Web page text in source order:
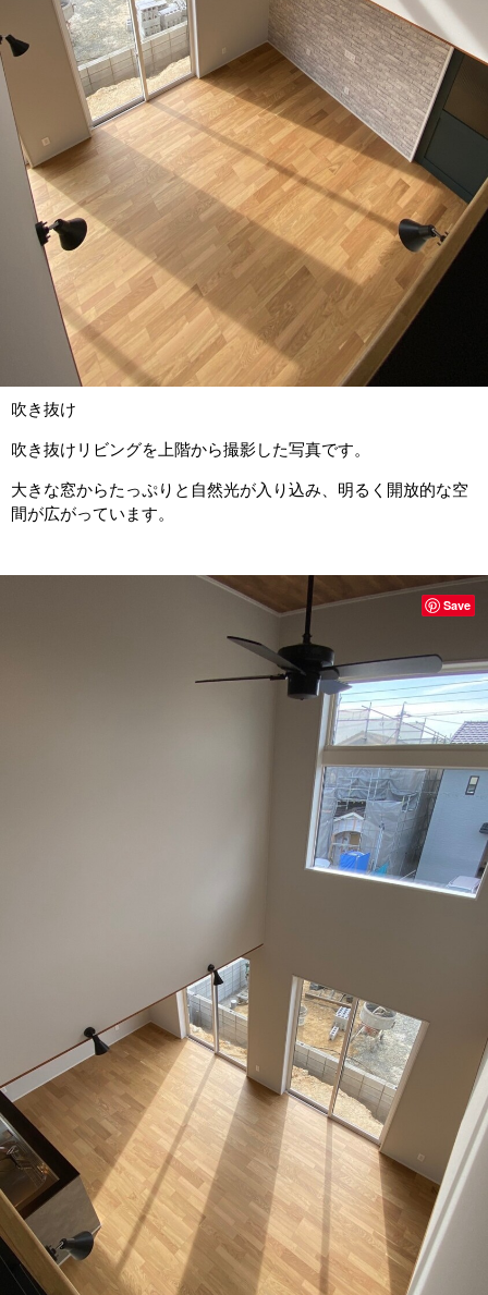
吹き抜け
吹き抜けリビングを上階から撮影した写真です。
大きな窓からたっぷりと自然光が入り込み、明るく開放的な空
間が広がっています。
Save